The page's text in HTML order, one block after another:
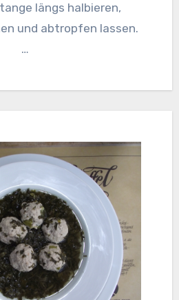
längs halbieren,
und abtropfen lassen.
…